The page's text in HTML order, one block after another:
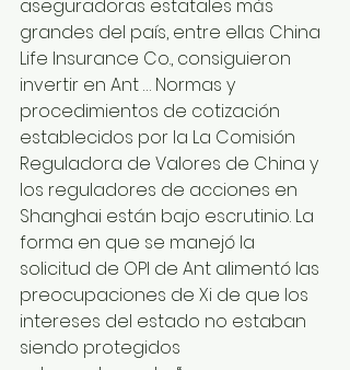
aseguradoras estatales más
grandes del país, entre ellas China
Life Insurance Co., consiguieron
invertir en Ant … Normas y
procedimientos de cotización
establecidos por la La Comisión
Reguladora de Valores de China y
los reguladores de acciones en
Shanghai están bajo escrutinio. La
forma en que se manejó la
solicitud de OPI de Ant alimentó las
preocupaciones de Xi de que los
intereses del estado no estaban
siendo protegidos